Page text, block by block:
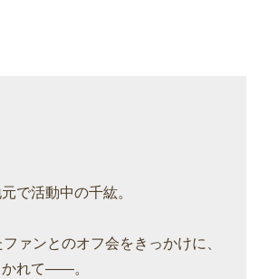
で活動中の千紘。
ァンとのオフ会をきっかけに、
かれて――。